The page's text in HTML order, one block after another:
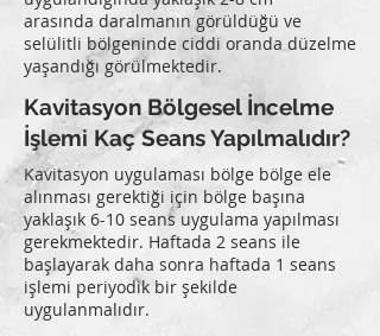
arasında daralmanın görüldüğü ve
selülitli bölgeninde ciddi oranda düzelme
yaşandığı görülmektedir.
Kavitasyon Bölgesel İncelme
İşlemi Kaç Seans Yapılmalıdır?
Kavitasyon uygulaması bölge bölge ele
alınması gerektiği için bölge başına
yaklaşık 6-10 seans uygulama yapılması
gerekmektedir. Haftada 2 seans ile
başlayarak daha sonra haftada 1 seans
işlemi periyodik bir şekilde
uygulanmalıdır.